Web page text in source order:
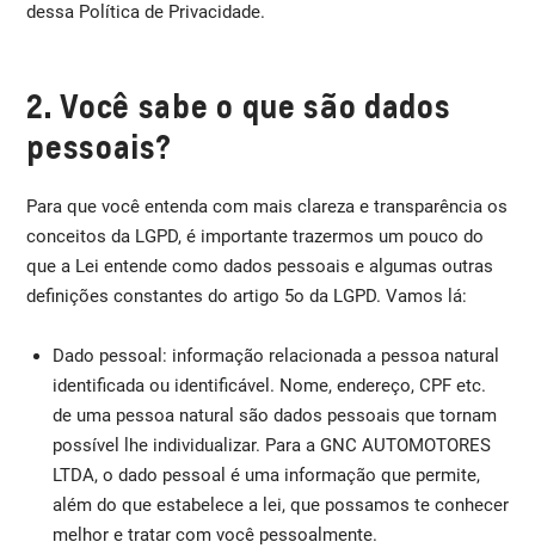
dessa Política de Privacidade.
2. Você sabe o que são dados
pessoais?
Para que você entenda com mais clareza e transparência os
conceitos da LGPD, é importante trazermos um pouco do
que a Lei entende como dados pessoais e algumas outras
definições constantes do artigo 5o da LGPD. Vamos lá:
Dado pessoal: informação relacionada a pessoa natural
identificada ou identificável. Nome, endereço, CPF etc.
de uma pessoa natural são dados pessoais que tornam
possível lhe individualizar. Para a GNC AUTOMOTORES
LTDA, o dado pessoal é uma informação que permite,
além do que estabelece a lei, que possamos te conhecer
melhor e tratar com você pessoalmente.